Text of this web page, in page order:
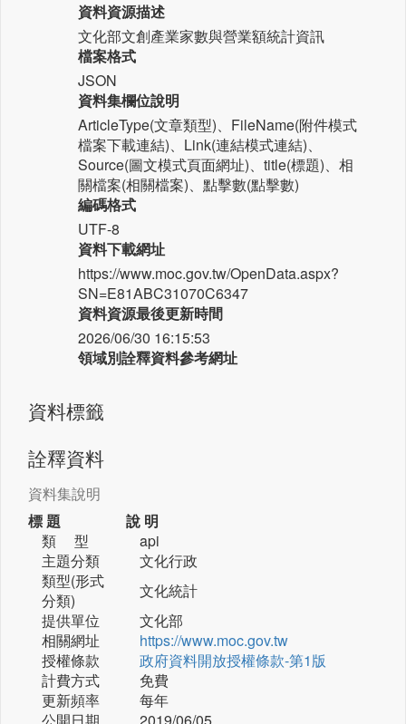
資料資源描述
文化部文創產業家數與營業額統計資訊
檔案格式
JSON
資料集欄位說明
ArticleType(文章類型)、FileName(附件模式
檔案下載連結)、Link(連結模式連結)、
Source(圖文模式頁面網址)、title(標題)、相
關檔案(相關檔案)、點擊數(點擊數)
編碼格式
UTF-8
資料下載網址
https://www.moc.gov.tw/OpenData.aspx?
SN=E81ABC31070C6347
資料資源最後更新時間
2026/06/30 16:15:53
領域別詮釋資料參考網址
資料標籤
詮釋資料
資料集說明
標 題
說 明
類 型
api
主題分類
文化行政
類型(形式
分類)
文化統計
提供單位
文化部
相關網址
https://www.moc.gov.tw
授權條款
政府資料開放授權條款-第1版
計費方式
免費
更新頻率
每年